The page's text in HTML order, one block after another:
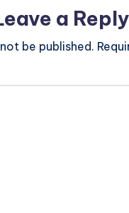
a Reply
be published.